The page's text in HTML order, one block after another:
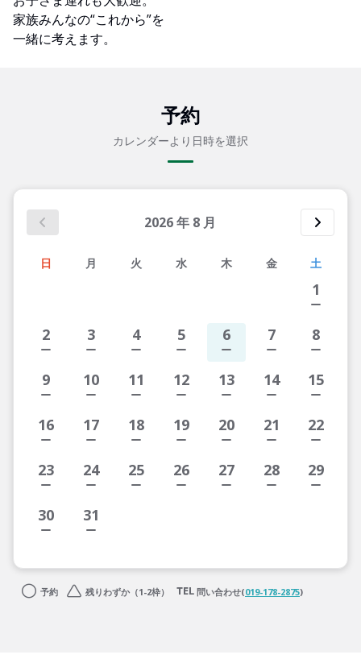
家族みんなの“これから”を
一緒に考えます。
予約
カレンダーより日時を選択
2026年 8 月
日 月 火 水 木 金 土
1
2 3 4 5 6 7 8
9 10 11 12 13 14 15
16 17 18 19 20 21 22
23 24 25 26 27 28 29
30 31
予約 残りわずか（1-2枠） 問い合わせ(019-178-2875)